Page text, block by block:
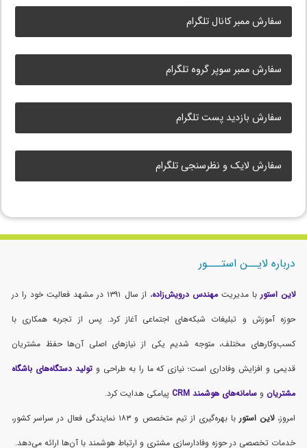
سفارش ممبر کانال تلگرام
سفارش ممبر سوپر گروه تلگرام
سفارش بازدید پست تلگرام
سفارش لایک و نظرسنجی تلگرام